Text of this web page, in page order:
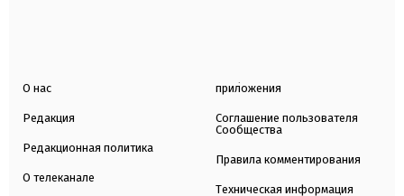
О нас
Редакция
Редакционная политика
О телеканале
приложения
Соглашение пользователя
Сообщества
Правила комментирования
Техническая информация